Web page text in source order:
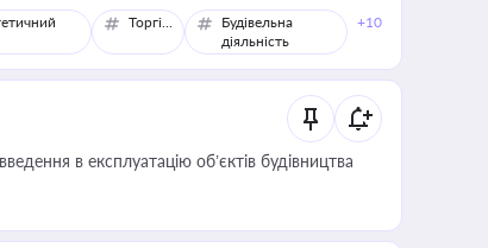
Торгівля
Будівельна
діяльність
+10
в експлуатацію об’єктів будівництва